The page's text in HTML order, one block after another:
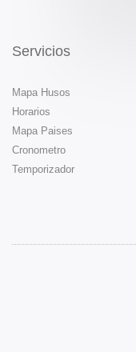
Servicios
Mapa Husos
Horarios
Mapa Paises
Cronometro
Temporizador